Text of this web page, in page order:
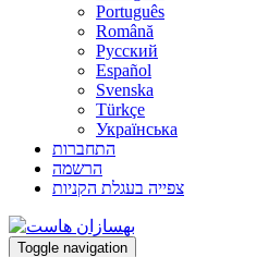
Português
Română
Русский
Español
Svenska
Türkçe
Українська
התחברות
הרשמה
צפייה בעגלת הקניות
Toggle navigation